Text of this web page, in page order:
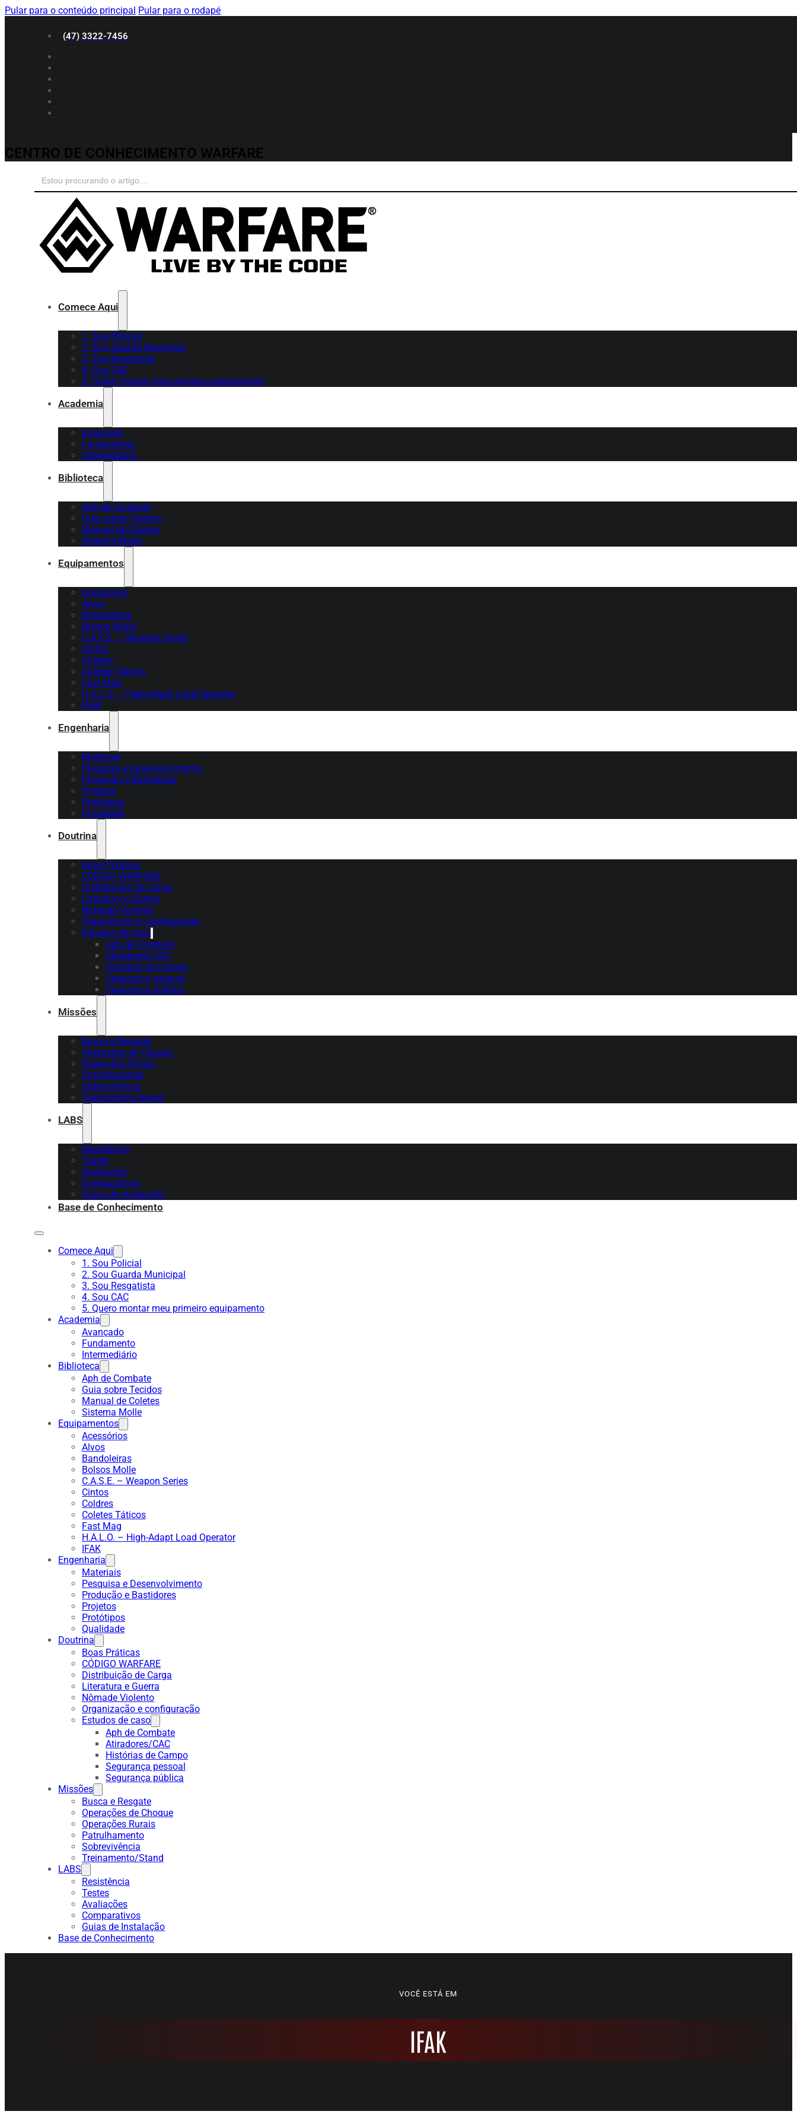
Pular para o conteúdo principal Pular para o rodapé
(47) 3322-7456
CENTRO DE CONHECIMENTO WARFARE
for:
Comece Aqui
1. Sou Policial
2. Sou Guarda Municipal
3. Sou Resgatista
4. Sou CAC
5. Quero montar meu primeiro equipamento
Academia
Avançado
Fundamento
Intermediário
Biblioteca
Aph de Combate
Guia sobre Tecidos
Manual de Coletes
Sistema Molle
Equipamentos
Acessórios
Alvos
Bandoleiras
Bolsos Molle
C.A.S.E. – Weapon Series
Cintos
Coldres
Coletes Táticos
Fast Mag
H.A.L.O. – High-Adapt Load Operator
IFAK
Engenharia
Materiais
Pesquisa e Desenvolvimento
Produção e Bastidores
Projetos
Protótipos
Qualidade
Doutrina
Boas Práticas
CÓDIGO WARFARE
Distribuição de Carga
Literatura e Guerra
Nômade Violento
Organização e configuração
Estudos de caso
Aph de Combate
Atiradores/CAC
Histórias de Campo
Segurança pessoal
Segurança pública
Missões
Busca e Resgate
Operações de Choque
Operações Rurais
Patrulhamento
Sobrevivência
Treinamento/Stand
LABS
Resistência
Testes
Avaliações
Comparativos
Guias de Instalação
Base de Conhecimento
Comece Aqui
1. Sou Policial
2. Sou Guarda Municipal
3. Sou Resgatista
4. Sou CAC
5. Quero montar meu primeiro equipamento
Academia
Avançado
Fundamento
Intermediário
Biblioteca
Aph de Combate
Guia sobre Tecidos
Manual de Coletes
Sistema Molle
Equipamentos
Acessórios
Alvos
Bandoleiras
Bolsos Molle
C.A.S.E. – Weapon Series
Cintos
Coldres
Coletes Táticos
Fast Mag
H.A.L.O. – High-Adapt Load Operator
IFAK
Engenharia
Materiais
Pesquisa e Desenvolvimento
Produção e Bastidores
Projetos
Protótipos
Qualidade
Doutrina
Boas Práticas
CÓDIGO WARFARE
Distribuição de Carga
Literatura e Guerra
Nômade Violento
Organização e configuração
Estudos de caso
Aph de Combate
Atiradores/CAC
Histórias de Campo
Segurança pessoal
Segurança pública
Missões
Busca e Resgate
Operações de Choque
Operações Rurais
Patrulhamento
Sobrevivência
Treinamento/Stand
LABS
Resistência
Testes
Avaliações
Comparativos
Guias de Instalação
Base de Conhecimento
VOCÊ ESTÁ EM
IFAK